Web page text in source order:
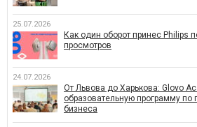
25.07.2026
Как один оборот принес Philips
просмотров
24.07.2026
От Львова до Харькова: Glovo
образовательную программу по
бизнеса